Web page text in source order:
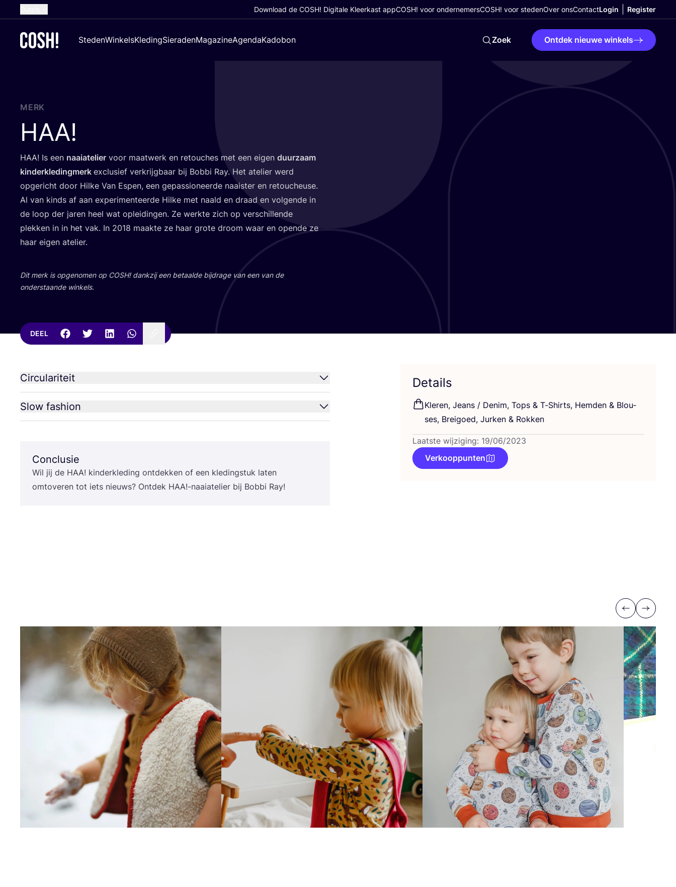
French
Croatian
Download de COSH! Digitale Kleerkast appCOSH! voor ondernemersCOSH! voor stedenOver onsContactLogin Register
StedenWinkelsKledingSieradenMagazineAgendaKadobon Zoek Ontdek nieuwe winkels
MERK
HAA!
HAA! Is een naai­ate­lier voor maat­werk en retou­ches met een eigen duur­zaam
kin­der­kle­ding­merk exclu­sief ver­krijg­baar bij Bob­bi Ray. Het ate­lier werd
opge­richt door Hil­ke Van Espen, een gepas­si­o­neer­de naai­ster en retou­che­u­se.
Al van kinds af aan expe­ri­men­teer­de Hil­ke met naald en draad en vol­gen­de in
de loop der jaren heel wat oplei­din­gen. Ze werk­te zich op ver­schil­len­de
plek­ken in in het vak. In 2018 maak­te ze haar gro­te droom waar en open­de ze
haar eigen atelier.
Dit merk is opge­no­men op COSH! dank­zij een betaal­de bij­dra­ge van een van de
onder­staan­de winkels.
DEEL
Circulariteit
Slow fashion
Conclusie
Wil jij de HAA! kin­der­kle­ding ont­dek­ken of een kle­ding­stuk laten
omto­ve­ren tot iets nieuws? Ont­dek HAA!-naaiatelier bij Bob­bi Ray!
Details
Kle­ren, Jeans / Denim, Tops & T‑Shirts, Hem­den & Blou­
ses, Brei­goed, Jur­ken & Rokken
Laatste wijziging: 19/06/2023
Verkooppunten
Previous
Next